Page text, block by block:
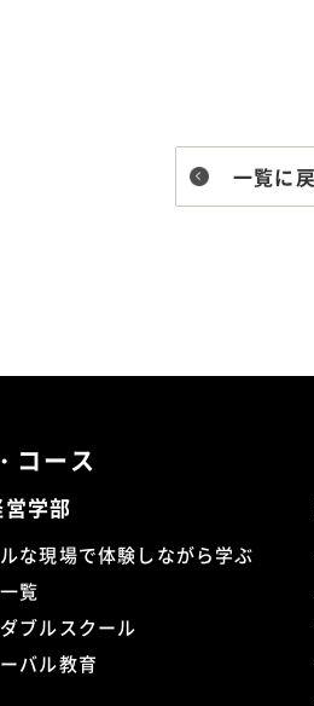
一覧に
コース
学部
な現場で体験しながら学ぶ
覧
ブルスクール
バル教育